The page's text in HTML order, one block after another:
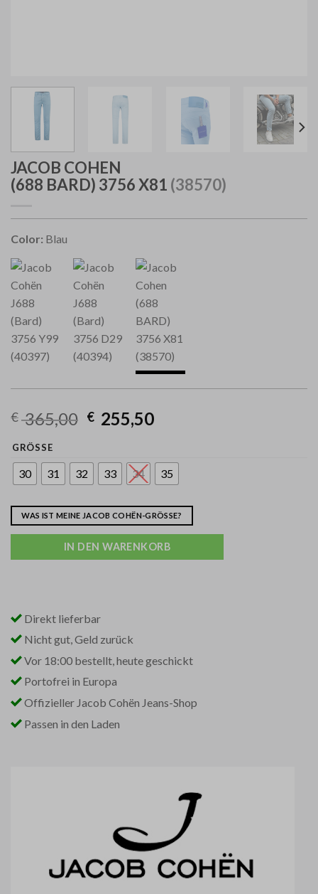
JACOB COHEN
(688 BARD) 3756 X81 (38570)
Color: Blau
€365,00 € 255,50
GRÖSSE
30 31 32 33 34 35
WAS IST MEINE JACOB COHËN-GRÖSSE?
IN DEN WARENKORB
Direkt lieferbar
Nicht gut, Geld zurück
Vor 18:00 bestellt, heute geschickt
Portofrei in Europa
Offizieller Jacob Cohën Jeans-Shop
Passen in den Laden